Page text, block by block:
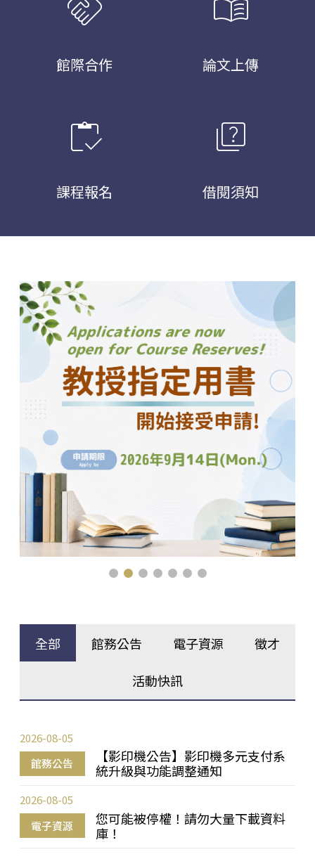
館際合作 論文上傳
inventory
課程報名
quiz
借閱須知
全部 館務公告 電子資源 徵才
活動快訊
館務公告
【影印機公告】影印機多元支付系
統升級與功能調整通知
2026-08-05
電子資源
您可能被停權！請勿大量下載資料
庫！
2026-08-05